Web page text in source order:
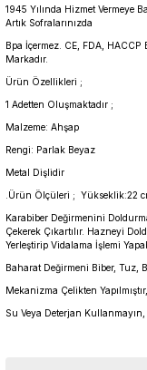
1945 Yılında Hizmet Vermeye
Artık Sofralarınızda
Bpa İçermez. CE, FDA,
Markadır.
Ürün Özellikleri ;
1 Adetten Oluşmaktadır ;
Malzeme: Ahşap
Rengi: Parlak Beyaz
Metal Dişlidir
.Ürün Ölçüleri ; Yükseklik:22
Karabiber Değirmenini
Çekerek Çıkartılır. Hazneyi
Yerleştirip Vidalama İşlemi
Baharat Değirmeni Biber, Tuz,
Mekanizma Çelikten
Su Veya Deterjan